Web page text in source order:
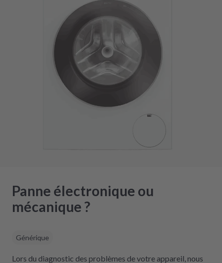
Panne électronique ou
mécanique ?
Générique
Lors du diagnostic des problèmes de votre appareil, nous